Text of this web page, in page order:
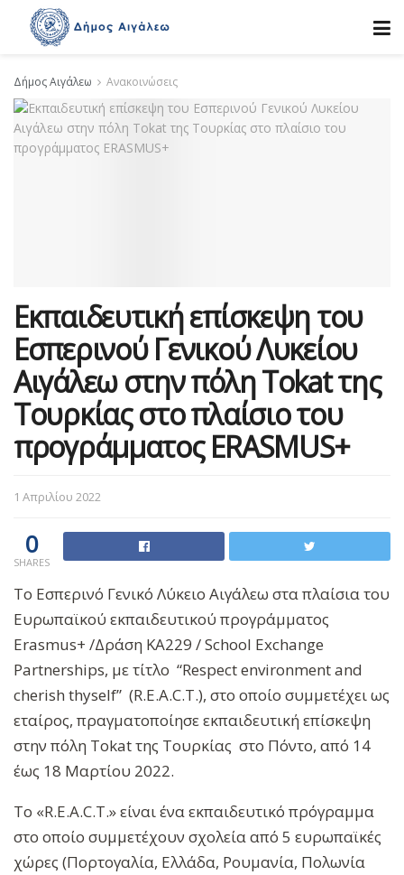
Δήμος Αιγάλεω Ανακοινώσεις
Εκπαιδευτική επίσκεψη του
Εσπερινού Γενικού Λυκείου
Αιγάλεω στην πόλη Tokat της
Τουρκίας στο πλαίσιο του
προγράμματος ERASMUS+
1 Απριλίου 2022
0
SHARES
Το Εσπερινό Γενικό Λύκειο Αιγάλεω στα πλαίσια του
Ευρωπαϊκού εκπαιδευτικού προγράμματος
Erasmus+ /Δράση ΚΑ229 / School Exchange
Partnerships, με τίτλο “Respect environment and
cherish thyself” (R.E.A.C.T.), στο οποίο συμμετέχει ως
εταίρος, πραγματοποίησε εκπαιδευτική επίσκεψη
στην πόλη Tokat της Τουρκίας στο Πόντο, από 14
έως 18 Μαρτίου 2022.
Το «R.E.A.C.T.» είναι ένα εκπαιδευτικό πρόγραμμα
στο οποίο συμμετέχουν σχολεία από 5 ευρωπαϊκές
χώρες (Πορτογαλία, Ελλάδα, Ρουμανία, Πολωνία